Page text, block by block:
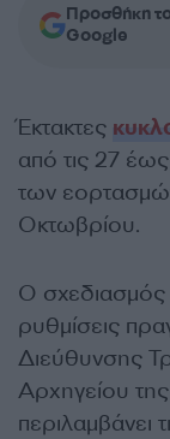
Προσθήκη
Google
Έκτακτες
από τις 27
των
Οκτωβρίου.
Ο σχεδιασμός
ρυθμίσεις
Διεύθυνσης
Αρχηγείου
περιλαμβάνει